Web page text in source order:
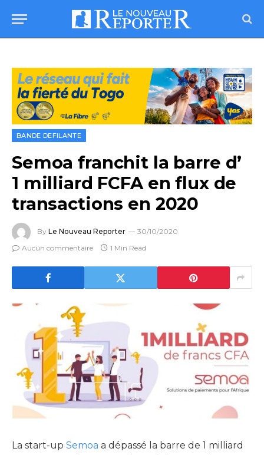
BANDE DEFILANTE
Semoa franchit la barre d’
1 milliard FCFA en flux de
transactions en 2020
By Le Nouveau Reporter
30/10/2020
Aucun commentaire
1 Min Read
La start-up Semoa a dépassé la barre de 1 milliard